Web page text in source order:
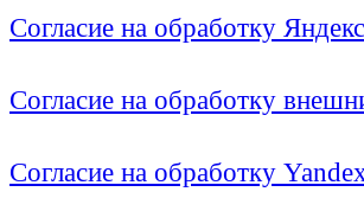
Согласие на обработку
Согласие на обработку
Согласие на обработку